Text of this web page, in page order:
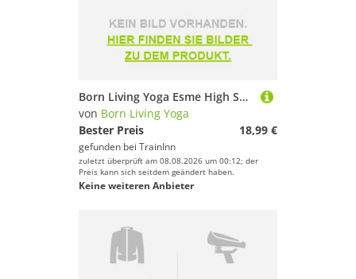
Born Living Yoga Esme High Support Sports Top Schwarz S Frau
von Born Living Yoga
Bester Preis
18,99 €
gefunden bei TrainInn
zuletzt überprüft am 08.08.2026 um 00:12; der
Preis kann sich seitdem geändert haben.
Keine weiteren Anbieter